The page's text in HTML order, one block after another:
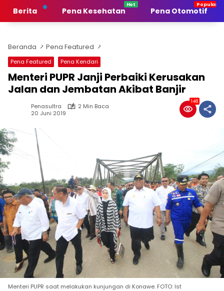
Berita Pena Kesehatan Pena Otomotif
Beranda Pena Featured
Pena Featured Pena Kendari
Menteri PUPR Janji Perbaiki Kerusakan
Jalan dan Jembatan Akibat Banjir
Penasultra
2 Min Baca
20 Juni 2019
148
Menteri PUPR saat melakukan kunjungan di Konawe. FOTO: Ist